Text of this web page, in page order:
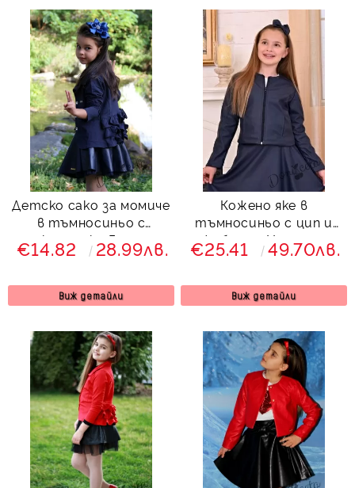
Детско сако за момиче
в тъмносиньо с
къдрички Гери
€14.82 28.99лв.
Виж детайли
Кожено яке в
тъмносиньо с цип и
джобчета Хенриета
€25.41 49.70лв.
Виж детайли